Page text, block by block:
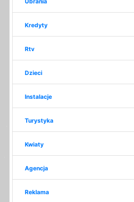
Kredyty
Rtv
Dzieci
Instalacje
Turystyka
Kwiaty
Agencja
Reklama